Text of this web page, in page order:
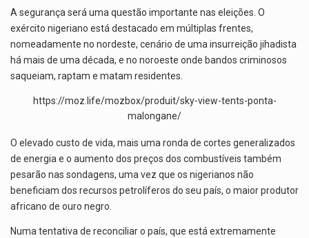
A segurança será uma questão importante nas eleições. O
exército nigeriano está destacado em múltiplas frentes,
nomeadamente no nordeste, cenário de uma insurreição jihadista
há mais de uma década, e no noroeste onde bandos criminosos
saqueiam, raptam e matam residentes.
https://moz.life/mozbox/produit/sky-view-tents-ponta-
malongane/
O elevado custo de vida, mais uma ronda de cortes generalizados
de energia e o aumento dos preços dos combustíveis também
pesarão nas sondagens, uma vez que os nigerianos não
beneficiam dos recursos petrolíferos do seu país, o maior produtor
africano de ouro negro.
Numa tentativa de reconciliar o país, que está extremamente